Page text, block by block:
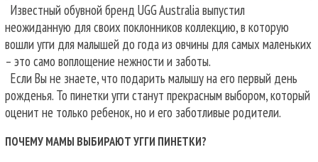
Известный обувной бренд UGG Australia выпустил
неожиданную для своих поклонников коллекцию, в которую
вошли угги для малышей до года из овчины для самых маленьких
– это само воплощение нежности и заботы.
Если Вы не знаете, что подарить малышу на его первый день
рожденья. То пинетки угги станут прекрасным выбором, который
оценит не только ребенок, но и его заботливые родители.
ПОЧЕМУ МАМЫ ВЫБИРАЮТ УГГИ ПИНЕТКИ?